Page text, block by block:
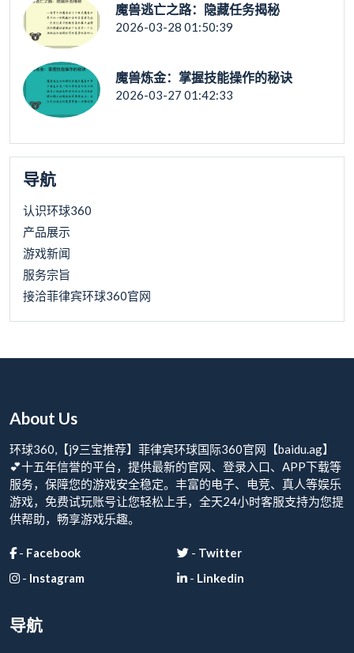
魔兽逃亡之路：隐藏任务揭秘
2026-03-28 01:50:39
魔兽炼金：掌握技能操作的秘诀
2026-03-27 01:42:33
导航
认识环球360
产品展示
游戏新闻
服务宗旨
接洽菲律宾环球360官网
About Us
环球360,【j9三宝推荐】菲律宾环球国际360官网【baidu.ag】
💕十五年信誉的平台，提供最新的官网、登录入口、APP下载等
服务，保障您的游戏安全稳定。丰富的电子、电竞、真人等娱乐
游戏，免费试玩账号让您轻松上手，全天24小时客服支持为您提
供帮助，畅享游戏乐趣。
- Facebook - Twitter
- Instagram - Linkedin
导航